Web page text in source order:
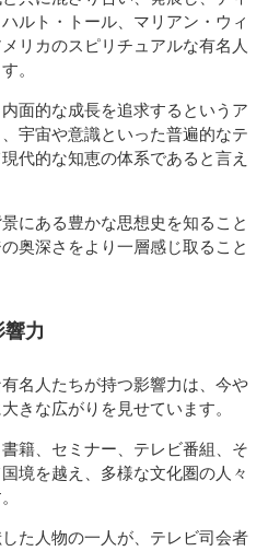
ルト・トール、マリアン・ウィ
リカのスピリチュアルな有名人
。
面的な成長を追求するというア
宇宙や意識といった普遍的なテ
代的な知恵の体系であると言え
にある豊かな思想史を知ること
奥深さをより一層感じ取ること
力
名人たちが持つ影響力は、今や
きな広がりを見せています。
籍、セミナー、テレビ番組、そ
境を越え、多様な文化圏の人々
た人物の一人が、テレビ司会者